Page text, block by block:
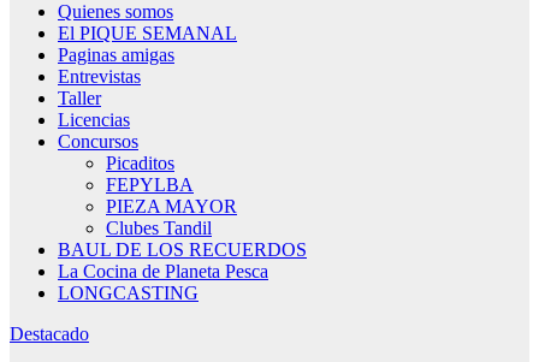
Quienes somos
El PIQUE SEMANAL
Paginas amigas
Entrevistas
Taller
Licencias
Concursos
Picaditos
FEPYLBA
PIEZA MAYOR
Clubes Tandil
BAUL DE LOS RECUERDOS
La Cocina de Planeta Pesca
LONGCASTING
Destacado